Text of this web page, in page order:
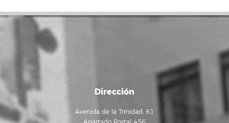
Dirección
Avenida de la Trinidad, 61